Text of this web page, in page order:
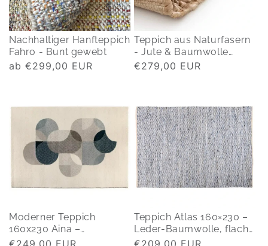
Nachhaltiger Hanfteppich
Fahro - Bunt gewebt
Normaler
ab €299,00 EUR
Teppich aus Naturfasern
- Jute & Baumwolle
Pippa
Normaler
€279,00 EUR
Moderner Teppich
160x230 Aina –
gemustert – beige
Normaler
€249,00 EUR
Teppich Atlas 160×230 –
Leder-Baumwolle, flach
gewebt
Normaler
€209,00 EUR